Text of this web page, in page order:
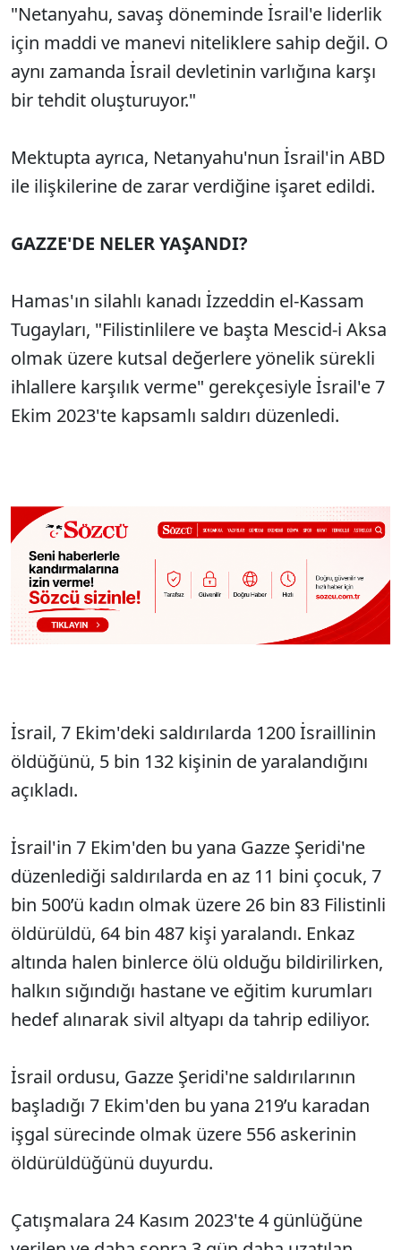
"Netanyahu, savaş döneminde İsrail'e liderlik
için maddi ve manevi niteliklere sahip değil. O
aynı zamanda İsrail devletinin varlığına karşı
bir tehdit oluşturuyor."
Mektupta ayrıca, Netanyahu'nun İsrail'in ABD
ile ilişkilerine de zarar verdiğine işaret edildi.
GAZZE'DE NELER YAŞANDI?
Hamas'ın silahlı kanadı İzzeddin el-Kassam
Tugayları, "Filistinlilere ve başta Mescid-i Aksa
olmak üzere kutsal değerlere yönelik sürekli
ihlallere karşılık verme" gerekçesiyle İsrail'e 7
Ekim 2023'te kapsamlı saldırı düzenledi.
İsrail, 7 Ekim'deki saldırılarda 1200 İsraillinin
öldüğünü, 5 bin 132 kişinin de yaralandığını
açıkladı.
İsrail'in 7 Ekim'den bu yana Gazze Şeridi'ne
düzenlediği saldırılarda en az 11 bini çocuk, 7
bin 500’ü kadın olmak üzere 26 bin 83 Filistinli
öldürüldü, 64 bin 487 kişi yaralandı. Enkaz
altında halen binlerce ölü olduğu bildirilirken,
halkın sığındığı hastane ve eğitim kurumları
hedef alınarak sivil altyapı da tahrip ediliyor.
İsrail ordusu, Gazze Şeridi'ne saldırılarının
başladığı 7 Ekim'den bu yana 219’u karadan
işgal sürecinde olmak üzere 556 askerinin
öldürüldüğünü duyurdu.
Çatışmalara 24 Kasım 2023'te 4 günlüğüne